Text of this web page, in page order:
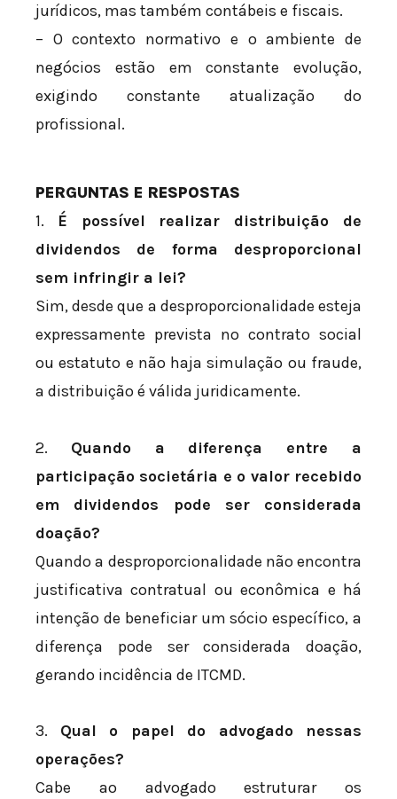
jurídicos, mas também contábeis e fiscais.
– O contexto normativo e o ambiente de
negócios estão em constante evolução,
exigindo constante atualização do
profissional.
PERGUNTAS E RESPOSTAS
1. É possível realizar distribuição de
dividendos de forma desproporcional
sem infringir a lei?
Sim, desde que a desproporcionalidade esteja
expressamente prevista no contrato social
ou estatuto e não haja simulação ou fraude,
a distribuição é válida juridicamente.
2. Quando a diferença entre a
participação societária e o valor recebido
em dividendos pode ser considerada
doação?
Quando a desproporcionalidade não encontra
justificativa contratual ou econômica e há
intenção de beneficiar um sócio específico, a
diferença pode ser considerada doação,
gerando incidência de ITCMD.
3. Qual o papel do advogado nessas
operações?
Cabe ao advogado estruturar os